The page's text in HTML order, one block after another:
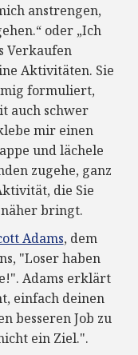
anstrengen,
oder „Ich
Verkaufen
Aktivitäten. Sie
formuliert,
auch schwer
mir einen
und lächele
zugehe, ganz
die Sie
bringt.
Adams, dem
"Loser haben
Adams erklärt
einfach deinen
besseren Job zu
ein Ziel.".